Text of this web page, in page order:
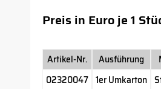
Preis in Euro je 1
Artikel-Nr.
Ausführung
02320047 1er Umkarton